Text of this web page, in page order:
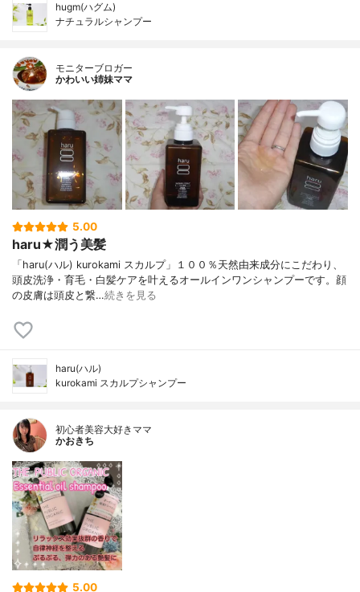
hugm(ハグム)
ナチュラルシャンプー
モニターブロガー
かわいい姉妹ママ
5.00
haru★潤う美髪
「haru(ハル) kurokami スカルプ」１００％天然由来成分にこだわり、
頭皮洗浄・育毛・白髪ケアを叶えるオールインワンシャンプーです。顔
の皮膚は頭皮と繋…続きを見る
haru(ハル)
kurokami スカルプシャンプー
初心者美容大好きママ
かおきち
5.00